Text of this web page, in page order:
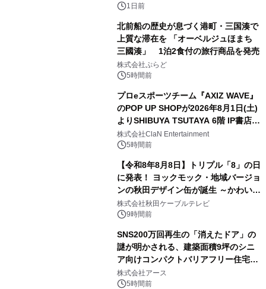
ボグッズも発売決定！
1日前
北前船の歴史が息づく港町・三国湊で
上質な滞在を 「オーベルジュほまち
三國湊」 1泊2食付の旅行商品を発売
株式会社ぷらど
5時間前
プロeスポーツチーム『AXIZ WAVE』
のPOP UP SHOPが2026年8月1日(土)
よりSHIBUYA TSUTAYA 6階 IP書店で
開催決定！！
株式会社ClaN Entertainment
5時間前
【令和8年8月8日】トリプル「8」の日
に発表！ ヨックモック・地域バージョ
ンの秋田デザイン缶が誕生 ～かわいい
秋田犬の子犬と秋田の四季と名所を巡
るパッケージ～ 9月1日(火)秋田県内で
株式会社秋田ケーブルテレビ
9時間前
SNS200万回再生の「消えたドア」の
謎が明かされる、建築面積9坪のシニ
ア向けコンパクトバリアフリー住宅が
誕生
株式会社アース
5時間前